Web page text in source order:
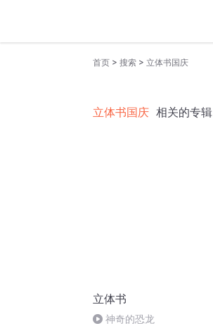
首页 > 搜索 > 立体书国庆
立体书国庆 相关的专辑
立体书
神奇的恐龙